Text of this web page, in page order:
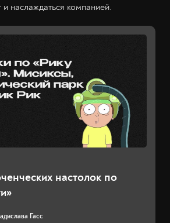
и наслаждаться компанией.
настолок по
Гасс